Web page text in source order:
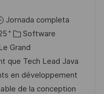
Jornada completa
C
a
t
e
g
Software
Grand
que Tech Lead Java
en développement
de la conception